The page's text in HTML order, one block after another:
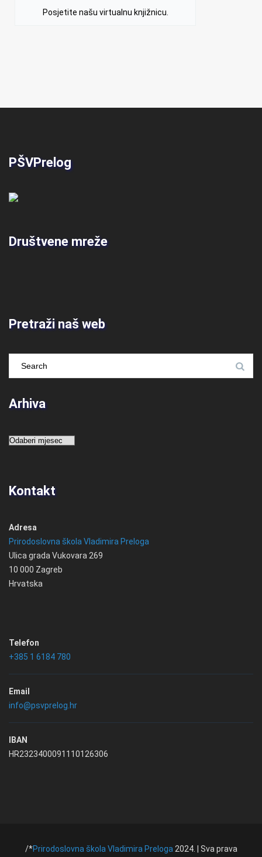
Posjetite našu virtualnu knjižnicu.
PŠVPrelog
Društvene mreže
Pretraži naš web
Arhiva
Arhiva
Kontakt
Adresa
Prirodoslovna škola Vladimira Preloga
Ulica grada Vukovara 269
10 000 Zagreb
Hrvatska
Telefon
+385 1 6184 780
Email
info@psvprelog.hr
IBAN
HR2323400091110126306
/*Prirodoslovna škola Vladimira Preloga 2024. | Sva prava